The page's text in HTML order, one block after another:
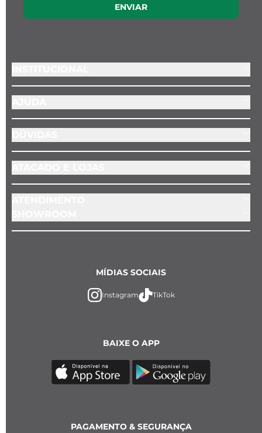
ENVIAR
BAIXE O APP
MÍDIAS SOCIAIS
Instagram TikTok
PAGAMENTO & SEGURANÇA